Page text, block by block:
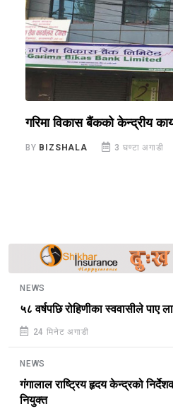
गरिमा विकास बैंकको केन्द्रीय
BY BIZSHALA 3 घण्टा अगाडी
NEWS
५८ वर्षपछि रोहिणीका स्ववासीले पाए
24 मिनेट अगाडी
NEWS
गंगालाल राष्ट्रिय हृदय केन्द्रको
नियुक्त